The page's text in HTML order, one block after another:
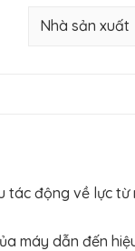
Nhà sản xuất
tác động về lực
máy dẫn đến